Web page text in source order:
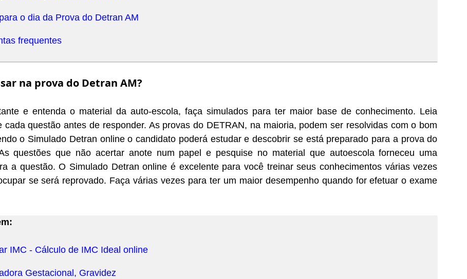
o dia da Prova do Detran AM
frequentes
na prova do Detran AM?
e entenda o material da auto-escola, faça simulados para ter maior base de conhecimento. Leia
cada questão antes de responder. As provas do DETRAN, na maioria, podem ser resolvidas com o bom
o Simulado Detran online o candidato poderá estudar e descobrir se está preparado para a prova do
questões que não acertar anote num papel e pesquise no material que autoescola forneceu uma
a questão. O Simulado Detran online é excelente para você treinar seus conhecimentos várias vezes
se será reprovado. Faça várias vezes para ter um maior desempenho quando for efetuar o exame
IMC - Cálculo de IMC Ideal online
Gestacional, Gravidez